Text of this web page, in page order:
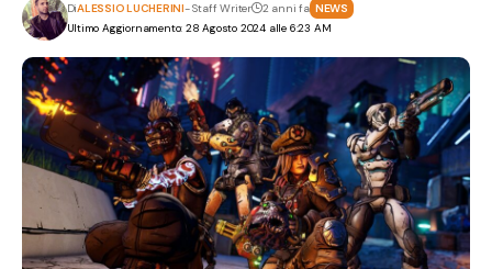
Ultimo Aggiornamento: 28 Agosto 2024 alle 6:23 AM
DiALESSIO LUCHERINI- Staff Writer 2 anni fa NEWS